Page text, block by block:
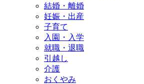
結婚・離婚
妊娠・出産
子育て
入園・入学
就職・退職
引越し
介護
おくやみ